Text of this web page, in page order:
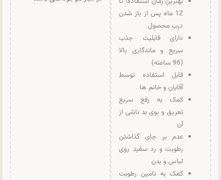
12 ماه پس از باز شدن
درب محصول
دارای قابلیت جذب
سریع و ماندگاری بالا
(96 ساعته)
قابل استفاده توسط
آقایان و خانم ها
کمک به رفع سریع
تعریق و بوی بد ناشی از
آن
عدم بر جای گذاشتن
رطوبت و رد سفید روی
لباس و بدن
کمک به تامین رطوبت